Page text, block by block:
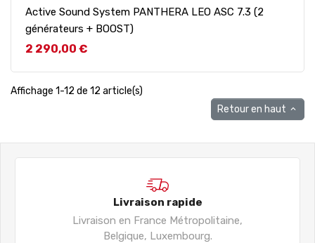
Active Sound System PANTHERA LEO ASC 7.3 (2
générateurs + BOOST)
Prix
2 290,00 €
Affichage 1-12 de 12 article(s)
Retour en haut 
Livraison rapide
Livraison en France Métropolitaine,
Belgique, Luxembourg.